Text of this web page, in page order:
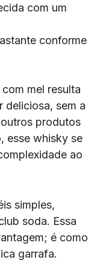
com um
conforme
mel resulta
deliciosa, sem a
produtos
esse whisky se
ao
simples,
soda. Essa
é como
garrafa.